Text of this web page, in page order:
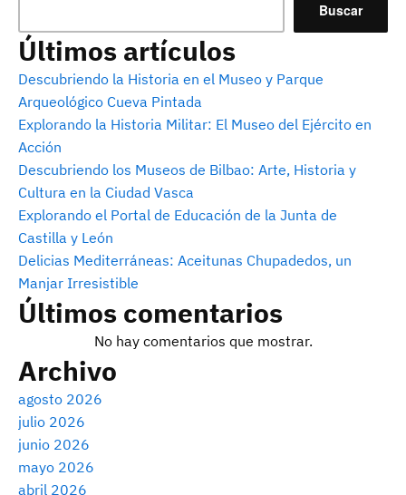
Buscar
Últimos artículos
Descubriendo la Historia en el Museo y Parque
Arqueológico Cueva Pintada
Explorando la Historia Militar: El Museo del Ejército en
Acción
Descubriendo los Museos de Bilbao: Arte, Historia y
Cultura en la Ciudad Vasca
Explorando el Portal de Educación de la Junta de
Castilla y León
Delicias Mediterráneas: Aceitunas Chupadedos, un
Manjar Irresistible
Últimos comentarios
No hay comentarios que mostrar.
Archivo
agosto 2026
julio 2026
junio 2026
mayo 2026
abril 2026